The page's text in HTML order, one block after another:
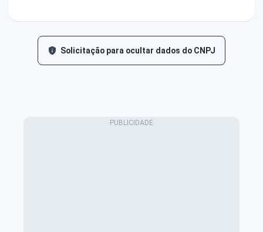
Solicitação para ocultar dados do CNPJ